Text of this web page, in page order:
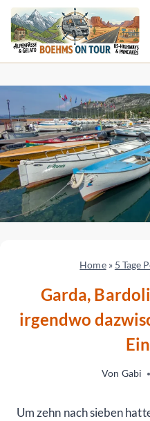
springen
Home» 5 Tage
Garda,
irgendwo
Von Gabi
Um zehn nach sieben